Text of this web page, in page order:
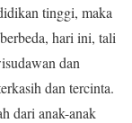
tinggi, maka
hari ini, tali
dan
dan tercinta.
dari anak-anak